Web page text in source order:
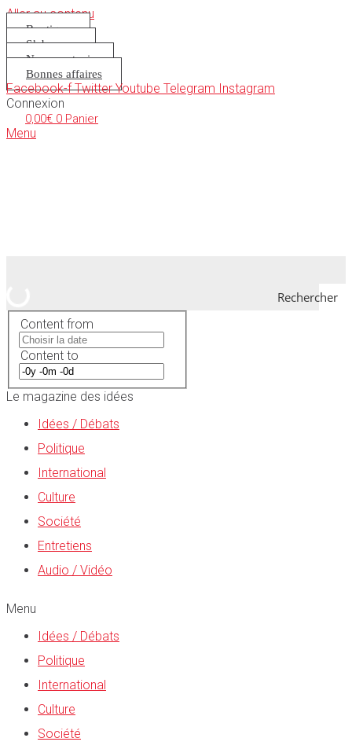
Aller au contenu
Boutique
S’abonner
Nous soutenir
Bonnes affaires
Facebook-f Twitter Youtube Telegram Instagram
Connexion
0,00€ 0 Panier
Menu
Rechercher
Content from
Content to
Le magazine des idées
Idées / Débats
Politique
International
Culture
Société
Entretiens
Audio / Vidéo
Menu
Idées / Débats
Politique
International
Culture
Société